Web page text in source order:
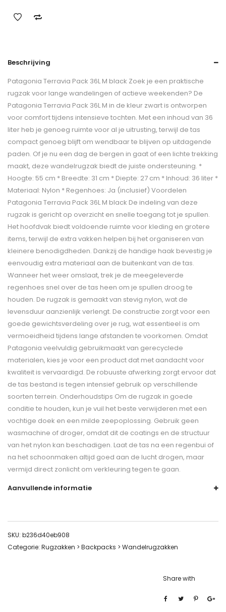
Beschrijving
Patagonia Terravia Pack 36L M black Zoek je een praktische
rugzak voor lange wandelingen of actieve weekenden? De
Patagonia Terravia Pack 36L M in de kleur zwart is ontworpen
voor comfort tijdens intensieve tochten. Met een inhoud van 36
liter heb je genoeg ruimte voor al je uitrusting, terwijl de tas
compact genoeg blijft om wendbaar te blijven op uitdagende
paden. Of je nu een dag de bergen in gaat of een lichte trekking
maakt, deze wandelrugzak biedt de juiste ondersteuning. *
Hoogte: 55 cm * Breedte: 31 cm * Diepte: 27 cm * Inhoud: 36 liter *
Materiaal: Nylon * Regenhoes: Ja (inclusief) Voordelen
Patagonia Terravia Pack 36L M black De indeling van deze
rugzak is gericht op overzicht en snelle toegang tot je spullen.
Het hoofdvak biedt voldoende ruimte voor kleding en grotere
items, terwijl de extra vakken helpen bij het organiseren van
kleinere benodigdheden. Dankzij de handige haak bevestig je
eenvoudig extra materiaal aan de buitenkant van de tas.
Wanneer het weer omslaat, trek je de meegeleverde
regenhoes snel over de tas heen om je spullen droog te
houden. De rugzak is gemaakt van stevig nylon, wat de
levensduur aanzienlijk verlengt. De constructie zorgt voor een
goede gewichtsverdeling over je rug, wat essentieel is om
vermoeidheid tijdens lange afstanden te voorkomen. Omdat
Patagonia veelvuldig gebruikmaakt van gerecyclede
materialen, kies je voor een product dat met aandacht voor
kwaliteit is vervaardigd. De robuuste afwerking zorgt ervoor dat
de tas bestand is tegen intensief gebruik op verschillende
soorten terrein. Onderhoudstips Om de rugzak in goede
conditie te houden, kun je vuil het beste verwijderen met een
vochtige doek en een milde zeepoplossing. Gebruik geen
wasmachine of droger, omdat dit de coatings en de structuur
van het nylon kan beschadigen. Laat de tas na een regenbui of
na het schoonmaken altijd goed aan de lucht drogen, maar
vermijd direct zonlicht om verkleuring tegen te gaan.
Aanvullende informatie
SKU: b236d40eb908
Categorie: Rugzakken > Backpacks > Wandelrugzakken
Share with